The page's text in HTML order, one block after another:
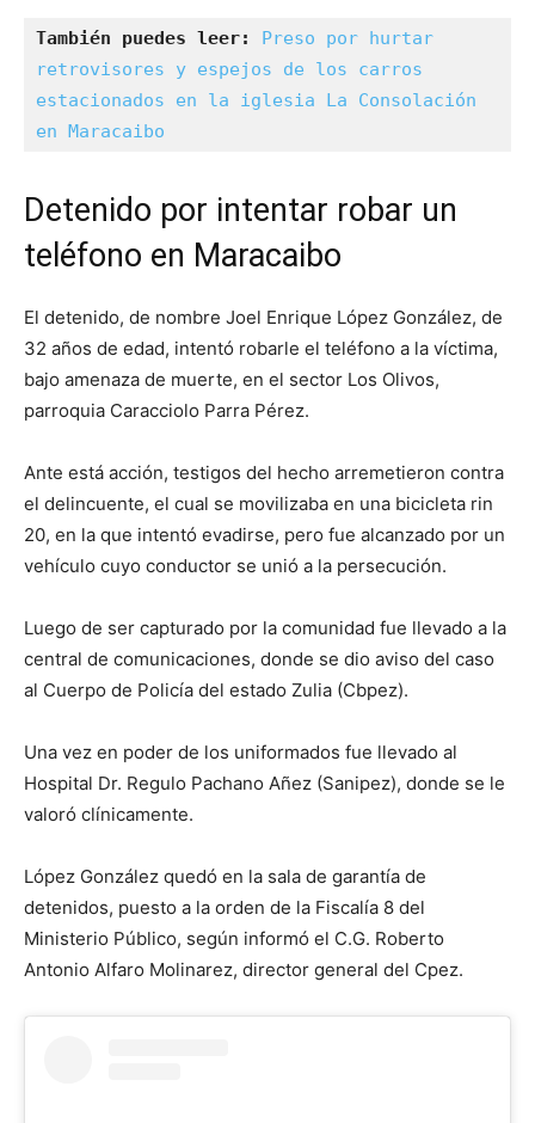
También puedes leer:
Preso por hurtar
retrovisores y espejos de los carros
estacionados en la iglesia La Consolación
en Maracaibo
Detenido por intentar robar un
teléfono en Maracaibo
El detenido, de nombre Joel Enrique López González, de
32 años de edad, intentó robarle el teléfono a la víctima,
bajo amenaza de muerte, en el sector Los Olivos,
parroquia Caracciolo Parra Pérez.
Ante está acción, testigos del hecho arremetieron contra
el delincuente, el cual se movilizaba en una bicicleta rin
20, en la que intentó evadirse, pero fue alcanzado por un
vehículo cuyo conductor se unió a la persecución.
Luego de ser capturado por la comunidad fue llevado a la
central de comunicaciones, donde se dio aviso del caso
al Cuerpo de Policía del estado Zulia (Cbpez).
Una vez en poder de los uniformados fue llevado al
Hospital Dr. Regulo Pachano Añez (Sanipez), donde se le
valoró clínicamente.
López González quedó en la sala de garantía de
detenidos, puesto a la orden de la Fiscalía 8 del
Ministerio Público, según informó el C.G. Roberto
Antonio Alfaro Molinarez, director general del Cpez.